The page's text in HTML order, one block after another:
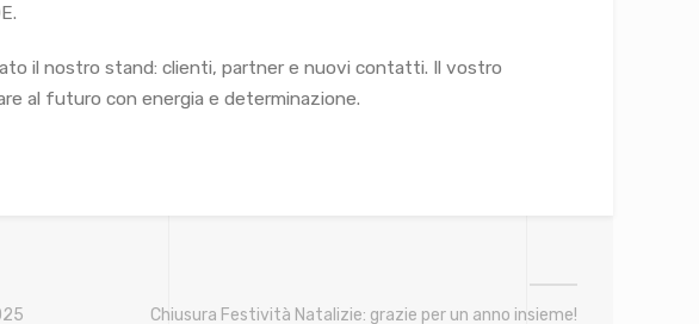
il nostro stand: clienti, partner e nuovi contatti. Il vostro
al futuro con energia e determinazione.
Chiusura Festività Natalizie: grazie per un anno insieme!